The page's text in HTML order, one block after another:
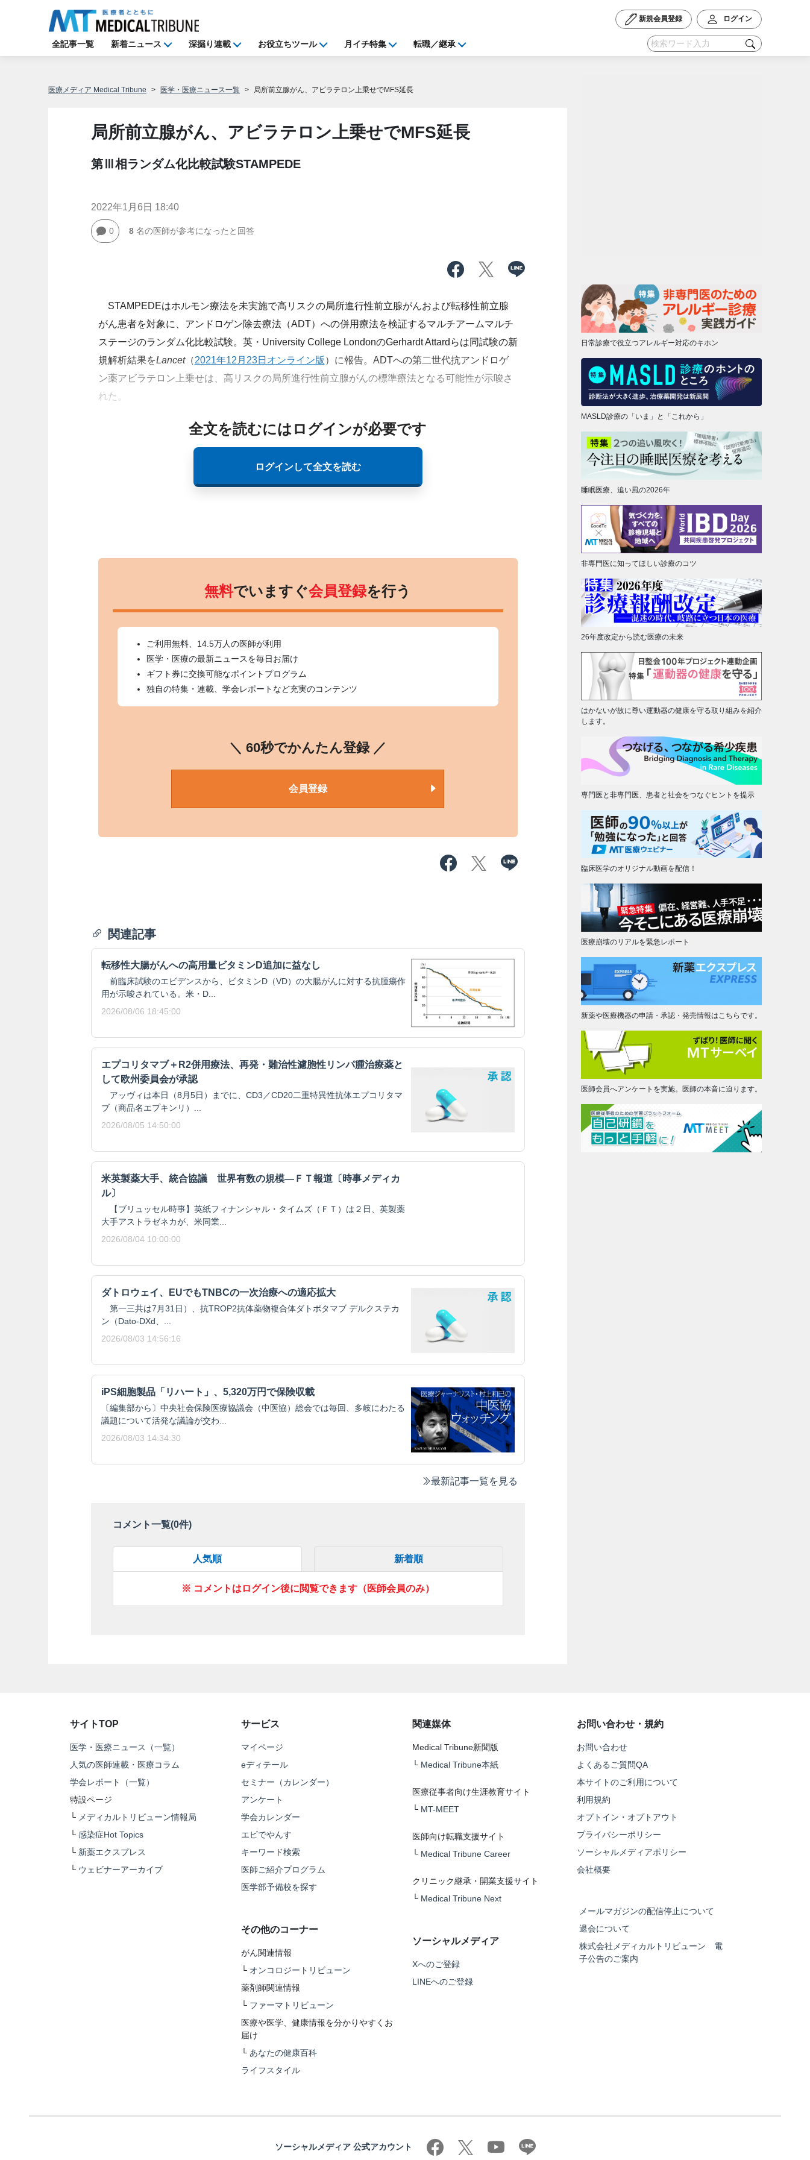
新規会員登録 ログイン
全記事一覧 新着ニュース 深掘り連載 お役立ちツール 月イチ特集 転職／継承
医療メディア Medical Tribune 医学・医療ニュース一覧 局所前立腺がん、アビラテロン上乗せでMFS延長
局所前立腺がん、アビラテロン上乗せでMFS延長
第Ⅲ相ランダム化比較試験STAMPEDE
2022年1月6日 18:40
0 8名の医師が参考になったと回答
STAMPEDEはホルモン療法を未実施で高リスクの局所進行性前立腺がんおよび転移性前立腺
がん患者を対象に、アンドロゲン除去療法（ADT）への併用療法を検証するマルチアームマルチ
ステージのランダム化比較試験。英・University College LondonのGerhardt Attardらは同試験の新
規解析結果をLancet（2021年12月23日オンライン版 ）に報告。ADTへの第二世代抗アンドロゲ
ン薬アビラテロン上乗せは、高リスクの局所進行性前立腺がんの標準療法となる可能性が示唆さ
れた。
全文を読むにはログインが必要です
ログインして全文を読む
無料でいますぐ会員登録を行う
ご利用無料、14.5万人の医師が利用
医学・医療の最新ニュースを毎日お届け
ギフト券に交換可能なポイントプログラム
独自の特集・連載、学会レポートなど充実のコンテンツ
＼ 60秒でかんたん登録 ／
会員登録
関連記事
転移性大腸がんへの高用量ビタミンD追加に益なし
前臨床試験のエビデンスから、ビタミンD（VD）の大腸がんに対する抗腫瘍作
用が示唆されている。米・D...
2026/08/06 18:45:00
エプコリタマブ＋R2併用療法、再発・難治性濾胞性リンパ腫治療薬と
して欧州委員会が承認
アッヴィは本日（8月5日）までに、CD3／CD20二重特異性抗体エプコリタマ
ブ（商品名エプキンリ）...
2026/08/05 14:50:00
米英製薬大手、統合協議 世界有数の規模―ＦＴ報道〔時事メディカ
ル〕
【ブリュッセル時事】英紙フィナンシャル・タイムズ（ＦＴ）は２日、英製薬
大手アストラゼネカが、米同業...
2026/08/04 10:00:00
ダトロウェイ、EUでもTNBCの一次治療への適応拡大
第一三共は7月31日）、抗TROP2抗体薬物複合体ダトポタマブ デルクステカ
ン（Dato-DXd、...
2026/08/03 14:56:16
iPS細胞製品「リハート」、5,320万円で保険収載
〔編集部から〕中央社会保険医療協議会（中医協）総会では毎回、多岐にわたる
議題について活発な議論が交わ...
2026/08/03 14:34:30
最新記事一覧を見る
コメント一覧(0件)
人気順 新着順
※ コメントはログイン後に閲覧できます（医師会員のみ）
日常診療で役立つアレルギー対応のキホン
MASLD診療の「いま」と「これから」
睡眠医療、追い風の2026年
非専門医に知ってほしい診療のコツ
26年度改定から読む医療の未来
はかないが故に尊い運動器の健康を守る取り組みを紹介
します。
専門医と非専門医、患者と社会をつなぐヒントを提示
臨床医学のオリジナル動画を配信！
医療崩壊のリアルを緊急レポート
新薬や医療機器の申請・承認・発売情報はこちらです。
医師会員へアンケートを実施。医師の本音に迫ります。
サイトTOP
医学・医療ニュース（一覧）
人気の医師連載・医療コラム
学会レポート（一覧）
特設ページ
└ メディカルトリビューン情報局
└ 感染症Hot Topics
└ 新薬エクスプレス
└ ウェビナーアーカイブ
サービス
マイページ
eディテール
セミナー（カレンダー）
アンケート
学会カレンダー
エビでやんす
キーワード検索
医師ご紹介プログラム
医学部予備校を探す
その他のコーナー
がん関連情報
└ オンコロジートリビューン
薬剤師関連情報
└ ファーマトリビューン
医療や医学、健康情報を分かりやすくお
届け
└ あなたの健康百科
ライフスタイル
関連媒体
Medical Tribune新聞版
└ Medical Tribune本紙
医療従事者向け生涯教育サイト
└ MT-MEET
医師向け転職支援サイト
└ Medical Tribune Career
クリニック継承・開業支援サイト
└ Medical Tribune Next
ソーシャルメディア
Xへのご登録
LINEへのご登録
お問い合わせ・規約
お問い合わせ
よくあるご質問QA
本サイトのご利用について
利用規約
オプトイン・オプトアウト
プライバシーポリシー
ソーシャルメディアポリシー
会社概要
メールマガジンの配信停止について
退会について
株式会社メディカルトリビューン 電
子公告のご案内
ソーシャルメディア 公式アカウント